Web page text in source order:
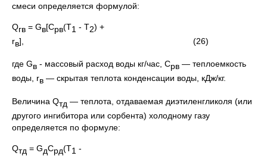
смеси определяется формулой:
Qгв = Gв[Срв(Т1 - Т2) +
rв], (26)
где Gв - массовый расход воды кг/час, Срв — теплоемкость
воды, rв — скрытая теплота конденсации воды, кДж/кг.
Величина Qтд — теплота, отдаваемая диэтиленгликоля (или
другого ингибитора или сорбента) холодному газу
определяется по формуле:
Qтд = GдСрд(Т1 -